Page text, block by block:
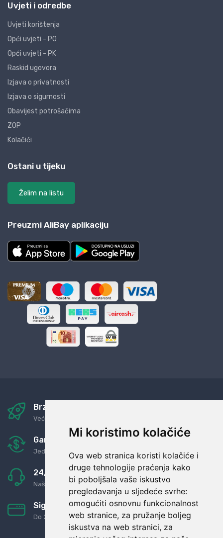
Mi koristimo kolačiće
Ova web stranica koristi kolačiće i
druge tehnologije praćenja kako
bi poboljšala vaše iskustvo
pregledavanja u sljedeće svrhe:
omogućiti osnovnu funkcionalnost
web stranice, za pružanje boljeg
iskustva na web stranici, za
Uvjeti i odredbe
Uvjeti korištenja
Opći uvjeti - PO
Opći uvjeti - PK
Raskid ugovora
Izjava o privatnosti
Izjava o sigurnosti
Obavijest potrošačima
ZOP
Kolačići
Ostani u tijeku
Želim na listu
Preuzmi AliBay aplikaciju
Brza i sigurna dostava
Već za nekoliko dana kod vas
Garancija u povrat novaca
Jednostavno pravilo: Roba za novac
24/7 odlična podrška
Naši agenti uvijek na raspolaganju
Sigurno obročno plaćanje
Do 24 rata bez kamata